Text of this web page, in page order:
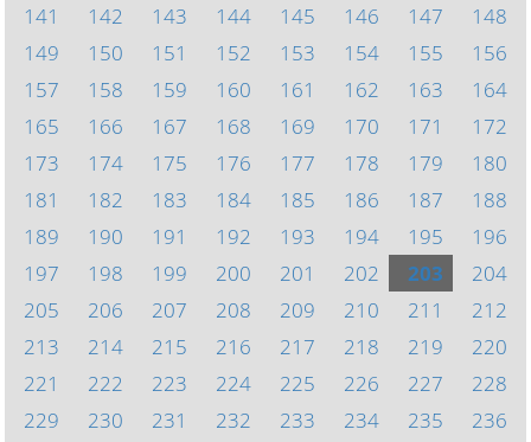
141
142 143 144 145 146 147
148
149
150 151 152 153 154 155
156
157
158 159 160 161 162 163
164
165
166 167 168 169 170 171
172
173
174 175 176 177 178 179
180
181
182 183 184 185 186 187
188
189
190 191 192 193 194 195
196
197
198 199 200 201 202 203
204
205
206 207 208 209 210 211
212
213
214 215 216 217 218 219
220
221
222 223 224 225 226 227
228
229
230 231 232 233 234 235
236